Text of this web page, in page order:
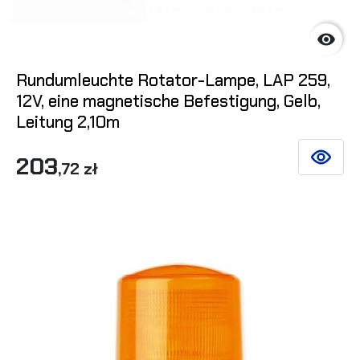

Rundumleuchte Rotator-Lampe, LAP 259,
12V, eine magnetische Befestigung, Gelb,
Leitung 2,10m
203,72 zł SIEHE